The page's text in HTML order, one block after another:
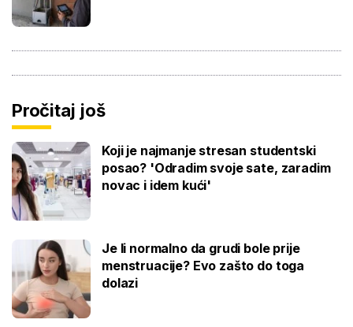
Pročitaj još
Koji je najmanje stresan studentski
posao? 'Odradim svoje sate, zaradim
novac i idem kući'
Je li normalno da grudi bole prije
menstruacije? Evo zašto do toga
dolazi